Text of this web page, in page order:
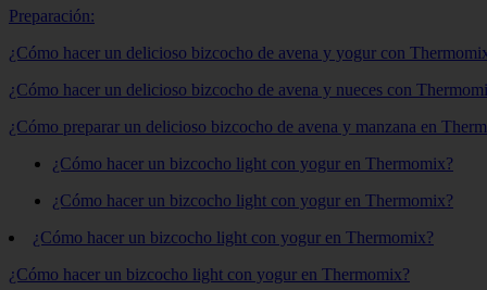
Preparación:
¿Cómo hacer un delicioso bizcocho de avena y yogur con
¿Cómo hacer un delicioso bizcocho de avena y nueces con
¿Cómo preparar un delicioso bizcocho de avena y manzana en
¿Cómo hacer un bizcocho light con yogur en Thermomix?
¿Cómo hacer un bizcocho light con yogur en Thermomix?
¿Cómo hacer un bizcocho light con yogur en Thermomix?
¿Cómo hacer un bizcocho light con yogur en Thermomix?